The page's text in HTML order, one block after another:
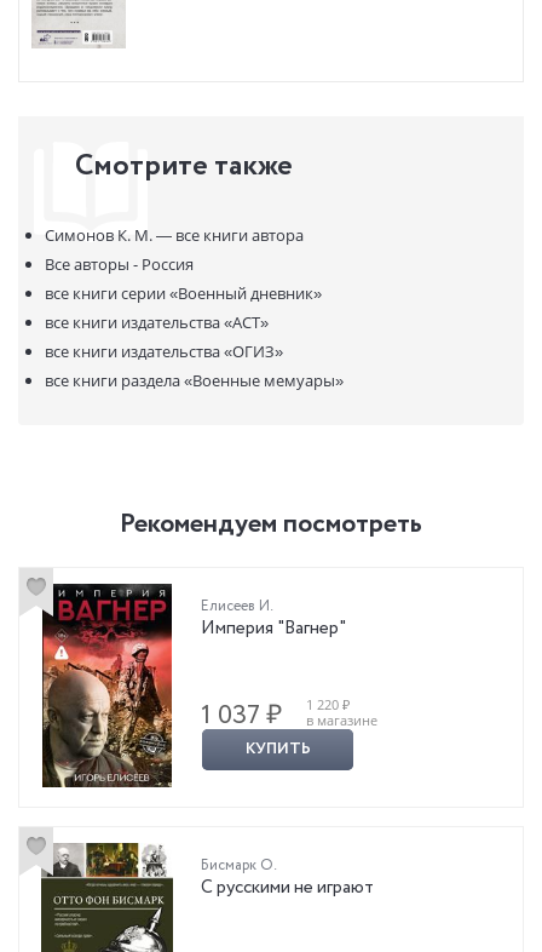
Смотрите также
Симонов К. М. — все книги автора
Все авторы - Россия
все книги серии«Военный дневник»
все книги издательства«АСТ»
все книги издательства«ОГИЗ»
все книги раздела«Военные мемуары»
Рекомендуем посмотреть
Елисеев И.
Империя "Вагнер"
1 037 ₽
1 220 ₽
в магазине
КУПИТЬ
Бисмарк О.
С русскими не играют